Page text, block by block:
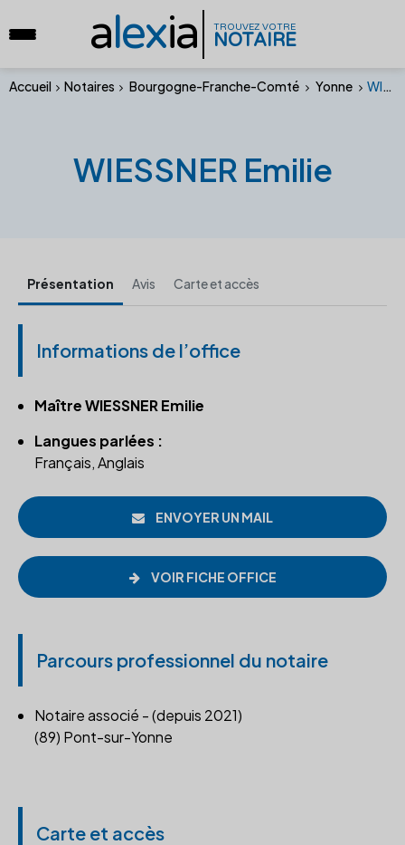
alexia TROUVEZ VOTRE
NOTAIRE
Accueil Notaires Bourgogne-Franche-Comté Yonne WIESSNER Emilie
WIESSNER Emilie
Présentation Avis Carte et accès
Informations de l’office
Maître WIESSNER Emilie
Langues parlées :
Français, Anglais
ENVOYER UN MAIL
VOIR FICHE OFFICE
Parcours professionnel du notaire
Notaire associé - (depuis 2021)
(89) Pont-sur-Yonne
Carte et accès